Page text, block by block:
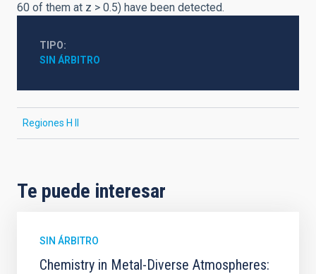
60 of them at z > 0.5) have been detected.
TIPO
SIN ÁRBITRO
Regiones H II
Te puede interesar
SIN ÁRBITRO
Chemistry in Metal-Diverse Atmospheres: